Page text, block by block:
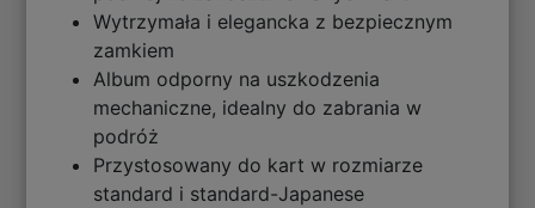
Wytrzymała i elegancka z bezpiecznym
zamkiem
Album odporny na uszkodzenia
mechaniczne, idealny do zabrania w
podróż
Przystosowany do kart w rozmiarze
standard i standard-Japanese